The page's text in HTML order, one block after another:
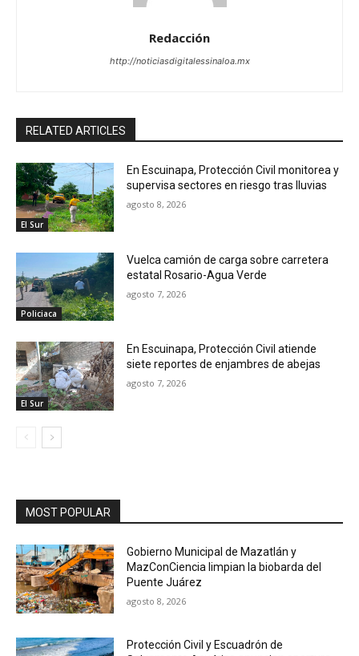
Redacción
http://noticiasdigitalessinaloa.mx
RELATED ARTICLES
El Sur
En Escuinapa, Protección Civil monitorea y
supervisa sectores en riesgo tras lluvias
agosto 8, 2026
Policiaca
Vuelca camión de carga sobre carretera
estatal Rosario-Agua Verde
agosto 7, 2026
El Sur
En Escuinapa, Protección Civil atiende
siete reportes de enjambres de abejas
agosto 7, 2026
MOST POPULAR
Gobierno Municipal de Mazatlán y
MazConCiencia limpian la biobarda del
Puente Juárez
agosto 8, 2026
Protección Civil y Escuadrón de